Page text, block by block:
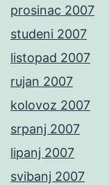
prosinac 2007
studeni 2007
listopad 2007
rujan 2007
kolovoz 2007
srpanj 2007
lipanj 2007
svibanj 2007